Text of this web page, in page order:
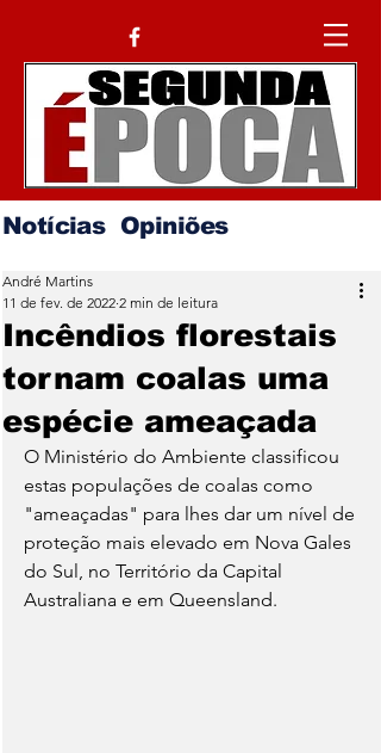
Notícias Opiniões
Incêndios florestais
tornam coalas uma
espécie ameaçada
André Martins
11 de fev. de 2022 2 min de leitura
O Ministério do Ambiente classificou
estas populações de coalas como
"ameaçadas" para lhes dar um nível de
proteção mais elevado em Nova Gales
do Sul, no Território da Capital
Australiana e em Queensland.